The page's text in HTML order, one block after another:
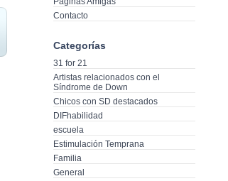
Contacto
Categorías
31 for 21
Artistas relacionados con el
Síndrome de Down
Chicos con SD destacados
DIFhabilidad
escuela
Estimulación Temprana
Familia
General